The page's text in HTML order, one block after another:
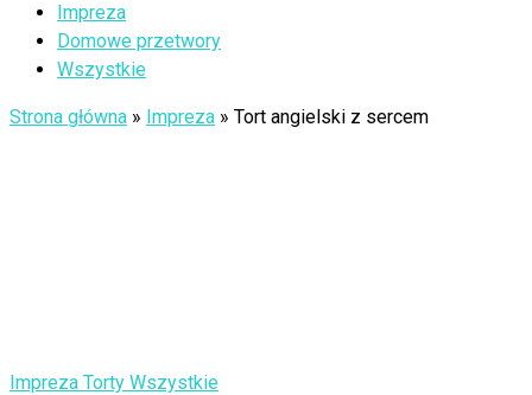
Impreza
Domowe przetwory
Wszystkie
Strona główna » Impreza » Tort angielski z sercem
Impreza Torty Wszystkie